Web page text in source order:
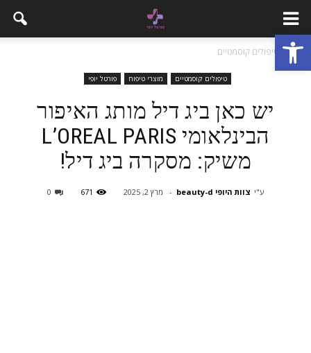
פתח סרגל נגישות
בית טיפולים קוסמטיים
טיפולים קוסמטיים מוצרי טיפוח פורטל יופי
יש כאן ביג דיל מותג האיפור
הבינלאומי L’OREAL PARIS
משיק: מסקרה ביג דיל!
ע"י צוות היופי beauty-d - מרץ 2, 2025 671
0